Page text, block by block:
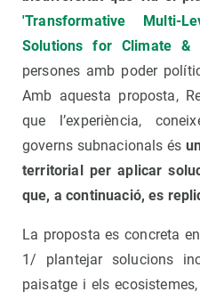
'Transformative Multi-
Solutions for Climate &
persones amb poder
Amb aquesta proposta,
que l’experiència,
governs subnacionals és
territorial per aplicar
que, a continuació, es
La proposta es concreta
1/ plantejar solucions
paisatge i els